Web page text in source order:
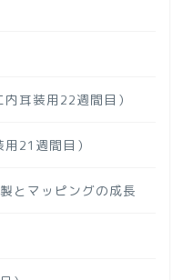
耳装用22週間目）
21週間目）
とマッピングの成長